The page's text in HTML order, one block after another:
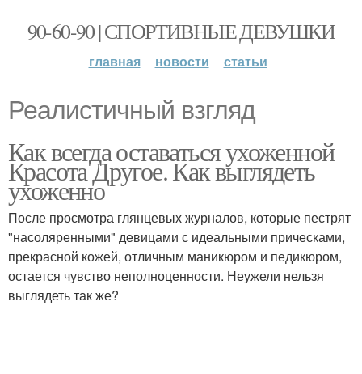
90-60-90 | СПОРТИВНЫЕ ДЕВУШКИ
главная новости статьи
Реалистичный взгляд
Как всегда оставаться ухоженной
Красота Другое. Как выглядеть
ухоженно
После просмотра глянцевых журналов, которые пестрят
"насоляренными" девицами с идеальными прическами,
прекрасной кожей, отличным маникюром и педикюром,
остается чувство неполноценности. Неужели нельзя
выглядеть так же?